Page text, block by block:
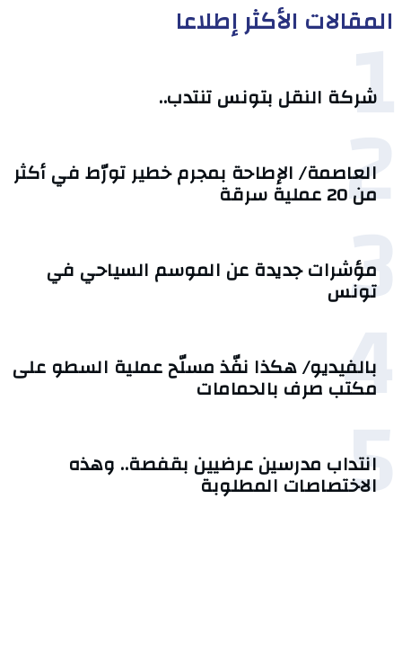
المقالات الأكثر إطلاعا
1
شركة النقل بتونس تنتدب..
2
العاصمة/ الإطاحة بمجرم خطير تورّط في أكثر
من 20 عملية سرقة
3
مؤشرات جديدة عن الموسم السياحي في
تونس
4
بالفيديو/ هكذا نفّذ مسلّح عملية السطو على
مكتب صرف بالحمامات
5
انتداب مدرسين عرضيين بقفصة.. وهذه
الاختصاصات المطلوبة